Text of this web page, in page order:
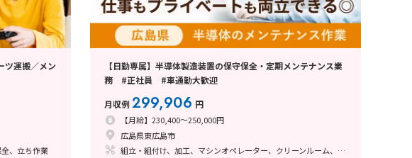
ツ運搬／メン
、立ち作業
【日勤専属】半導体製造装置の保守保全・定期メンテナンス業
務 #正社員 #車通勤大歓迎
月収例299,906 円
【月給】230,400～250,000円
広島県東広島市
組立・組付け、加工、マシンオペレーター、クリーンルーム、清掃・洗浄、メンテナンス・保全、立ち作業